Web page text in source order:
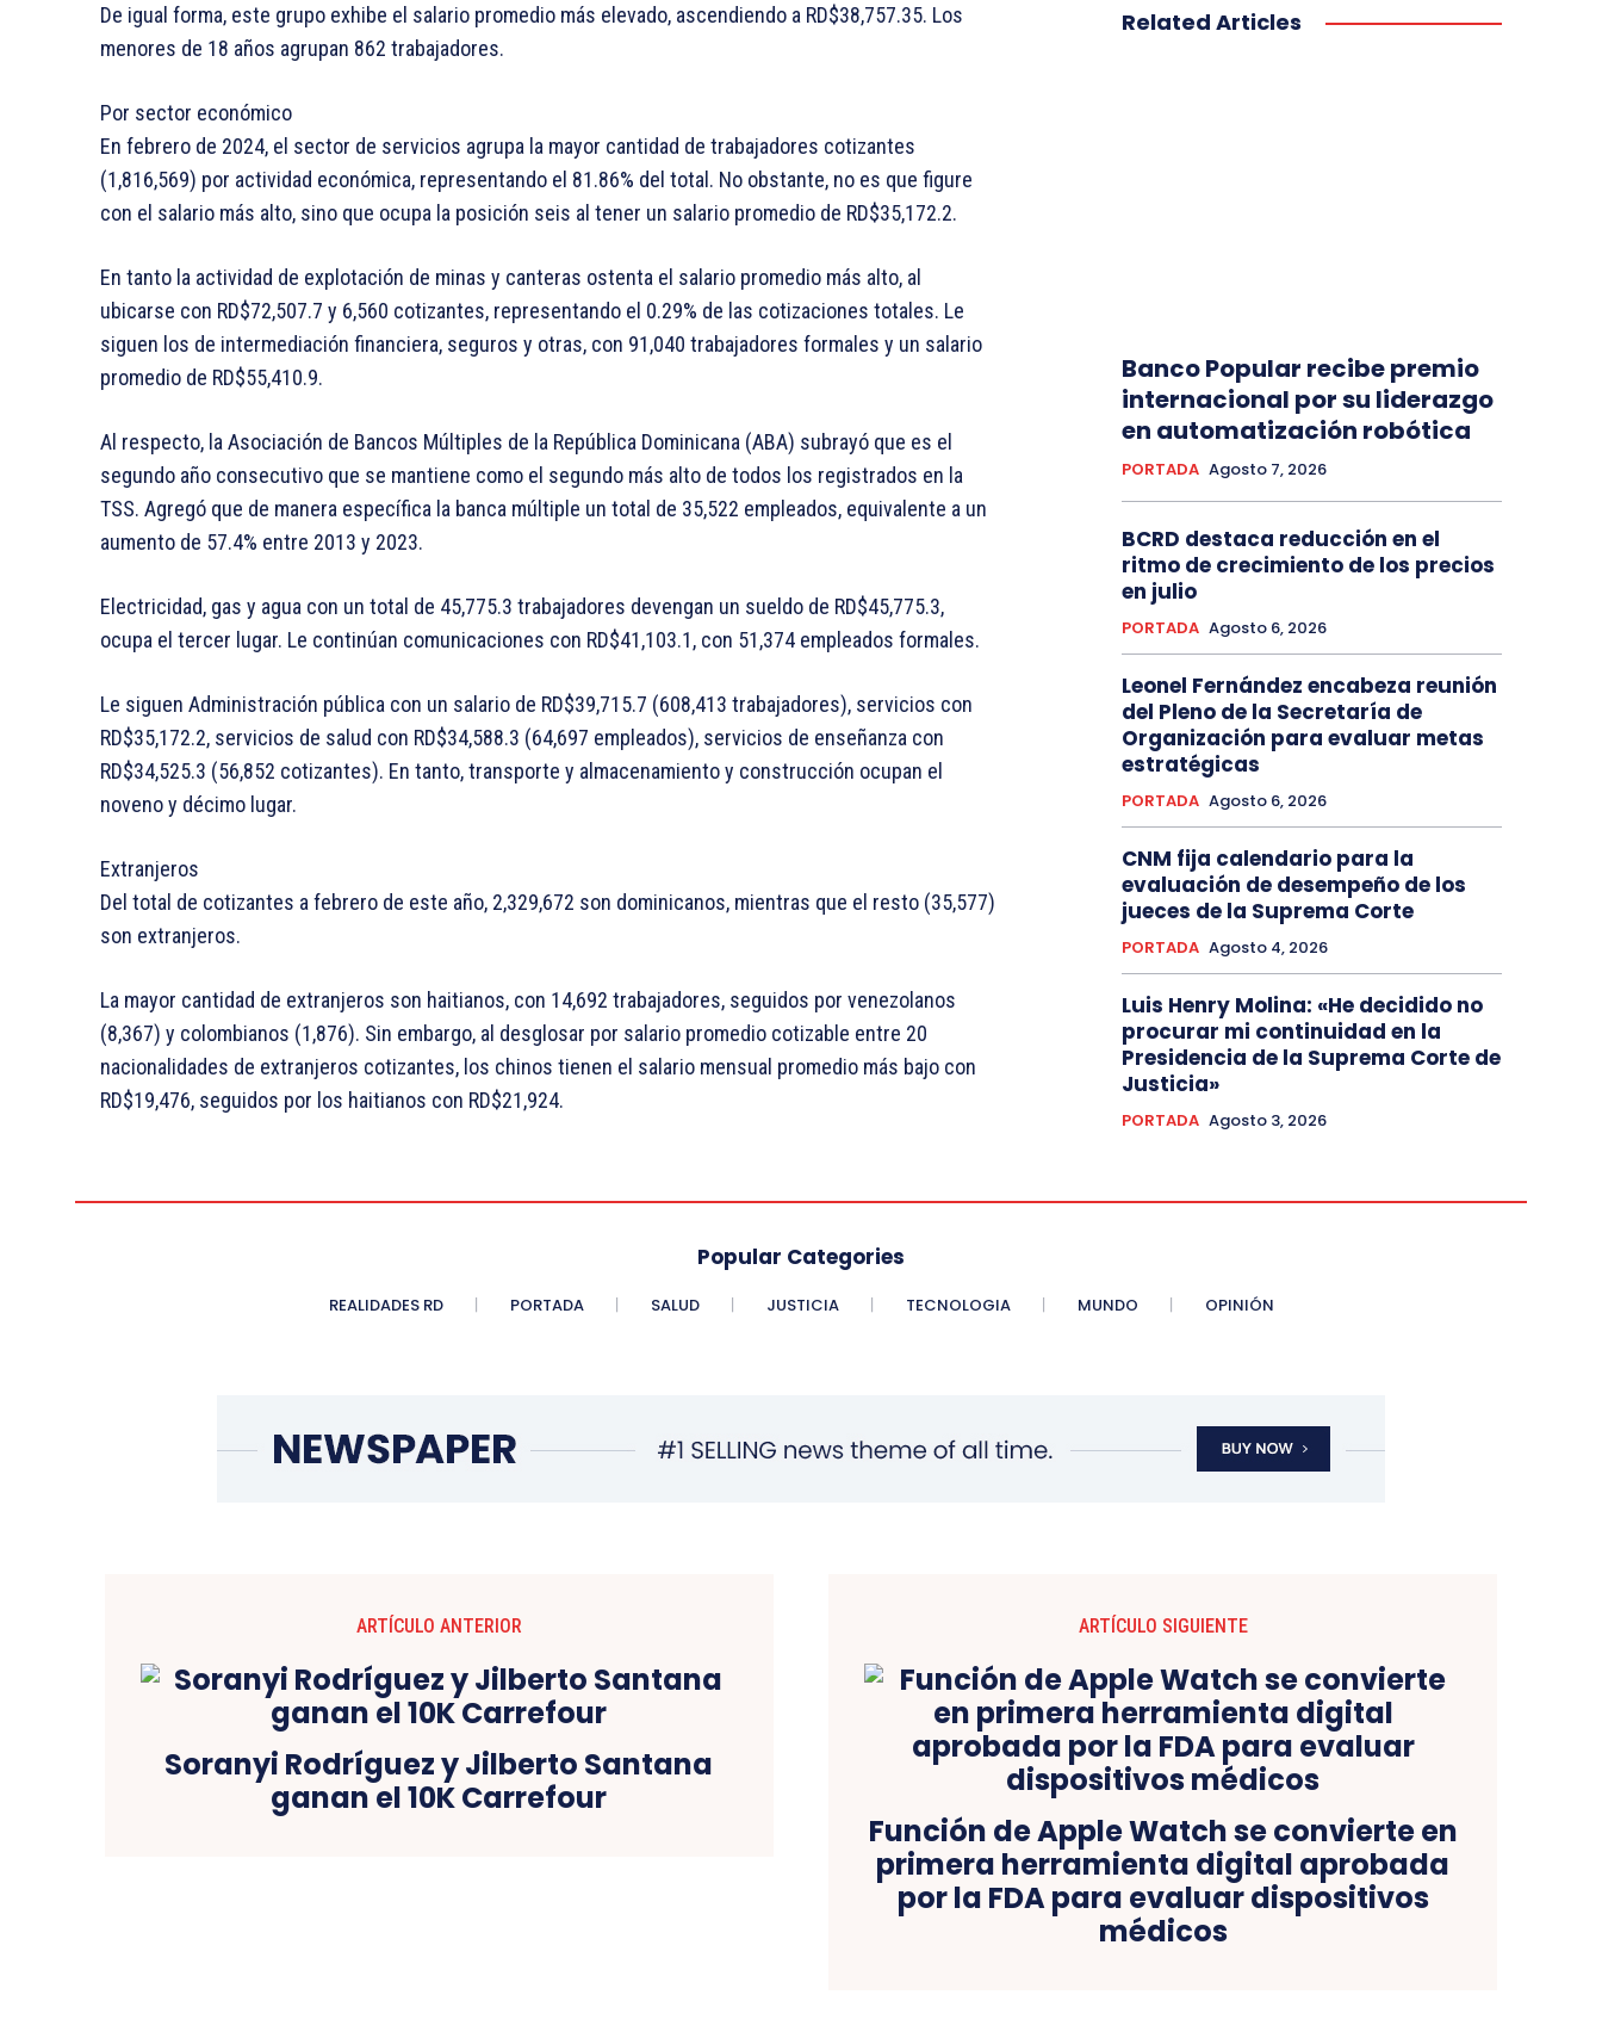
De igual forma, este grupo exhibe el salario promedio más elevado, ascendiendo a RD$38,757.35. Los
menores de 18 años agrupan 862 trabajadores.
Por sector económico
En febrero de 2024, el sector de servicios agrupa la mayor cantidad de trabajadores cotizantes
(1,816,569) por actividad económica, representando el 81.86% del total. No obstante, no es que figure
con el salario más alto, sino que ocupa la posición seis al tener un salario promedio de RD$35,172.2.
En tanto la actividad de explotación de minas y canteras ostenta el salario promedio más alto, al
ubicarse con RD$72,507.7 y 6,560 cotizantes, representando el 0.29% de las cotizaciones totales. Le
siguen los de intermediación financiera, seguros y otras, con 91,040 trabajadores formales y un salario
promedio de RD$55,410.9.
Al respecto, la Asociación de Bancos Múltiples de la República Dominicana (ABA) subrayó que es el
segundo año consecutivo que se mantiene como el segundo más alto de todos los registrados en la
TSS. Agregó que de manera específica la banca múltiple un total de 35,522 empleados, equivalente a un
aumento de 57.4% entre 2013 y 2023.
Electricidad, gas y agua con un total de 45,775.3 trabajadores devengan un sueldo de RD$45,775.3,
ocupa el tercer lugar. Le continúan comunicaciones con RD$41,103.1, con 51,374 empleados formales.
Le siguen Administración pública con un salario de RD$39,715.7 (608,413 trabajadores), servicios con
RD$35,172.2, servicios de salud con RD$34,588.3 (64,697 empleados), servicios de enseñanza con
RD$34,525.3 (56,852 cotizantes). En tanto, transporte y almacenamiento y construcción ocupan el
noveno y décimo lugar.
Extranjeros
Del total de cotizantes a febrero de este año, 2,329,672 son dominicanos, mientras que el resto (35,577)
son extranjeros.
La mayor cantidad de extranjeros son haitianos, con 14,692 trabajadores, seguidos por venezolanos
(8,367) y colombianos (1,876). Sin embargo, al desglosar por salario promedio cotizable entre 20
nacionalidades de extranjeros cotizantes, los chinos tienen el salario mensual promedio más bajo con
RD$19,476, seguidos por los haitianos con RD$21,924.
Related Articles
Banco Popular recibe premio
internacional por su liderazgo
en automatización robótica
PORTADA Agosto 7, 2026
BCRD destaca reducción en el
ritmo de crecimiento de los precios
en julio
PORTADA Agosto 6, 2026
Leonel Fernández encabeza reunión
del Pleno de la Secretaría de
Organización para evaluar metas
estratégicas
PORTADA Agosto 6, 2026
CNM fija calendario para la
evaluación de desempeño de los
jueces de la Suprema Corte
PORTADA Agosto 4, 2026
Luis Henry Molina: «He decidido no
procurar mi continuidad en la
Presidencia de la Suprema Corte de
Justicia»
PORTADA Agosto 3, 2026
Popular Categories
REALIDADES RD PORTADA SALUD JUSTICIA TECNOLOGIA MUNDO OPINIÓN
ARTÍCULO ANTERIOR
Soranyi Rodríguez y Jilberto Santana
ganan el 10K Carrefour
ARTÍCULO SIGUIENTE
Función de Apple Watch se convierte en
primera herramienta digital aprobada
por la FDA para evaluar dispositivos
médicos